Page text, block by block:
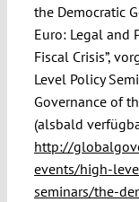
the Democratic
Euro: Legal and
Fiscal Crisis”,
Level Policy
Governance of
(alsbald
http://
events/high-
seminars/the-